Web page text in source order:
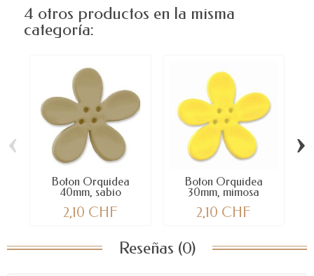
4 otros productos en la misma
categoría:
Boton Orquidea
40mm, sabio
2,10 CHF
Boton Orquidea
30mm, mimosa
2,10 CHF
‹ ›
Reseñas (0)